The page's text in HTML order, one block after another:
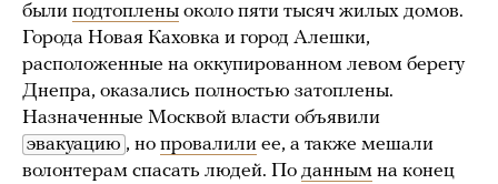
были подтоплены около пяти тысяч жилых домов.
Города Новая Каховка и город Алешки,
расположенные на оккупированном левом берегу
Днепра, оказались полностью затоплены.
Назначенные Москвой власти объявили
эвакуацию , но провалили ее, а также мешали
волонтерам спасать людей. По данным на конец